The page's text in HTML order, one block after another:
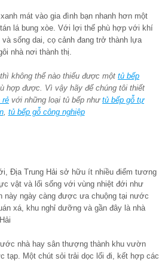
mát vào gia đình bạn nhanh hơn một
lá bung xòe. Với lợi thế phù hợp với khí
sống dai, cọ cảnh đang trở thành lựa
nhà nơi thành thị.
không thể nào thiếu được một tủ bếp
hợp được. Vì vậy hãy để chúng tôi thiết
rẻ với những loại tủ bếp như tủ bếp gỗ tự
, tủ bếp gỗ công nghiệp
Địa Trung Hải sở hữu ít nhiều điểm tương
vật và lối sống với vùng nhiệt đới như
này ngày càng được ưa chuộng tại nước
xá, khu nghỉ dưỡng và gần đây là nhà
nhà hay sân thượng thành khu vườn
tạp. Một chút sỏi trải dọc lối đi, kết hợp các